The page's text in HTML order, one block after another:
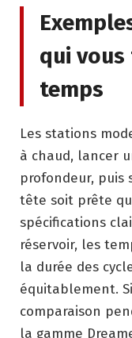
qui
temps
Les stations
à chaud, lancer
profondeur, puis
tête soit prête
spécifications
réservoir, les
la durée des
équitablement.
comparaison
la gamme